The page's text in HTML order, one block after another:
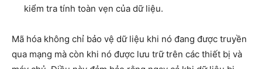
kiểm tra tính toàn vẹn của dữ liệu.
Mã hóa không chỉ bảo vệ dữ liệu khi nó đang được truyền
qua mạng mà còn khi nó được lưu trữ trên các thiết bị và